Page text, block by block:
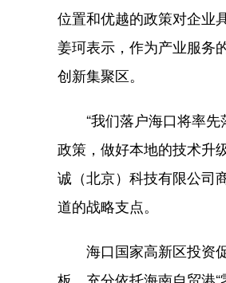
位置和优越的政策对企业
姜珂表示，作为产业服务
创新集聚区。
“我们落户海口将率先
政策，做好本地的技术升
诚（北京）科技有限公司
道的战略支点。
海口国家高新区投资促